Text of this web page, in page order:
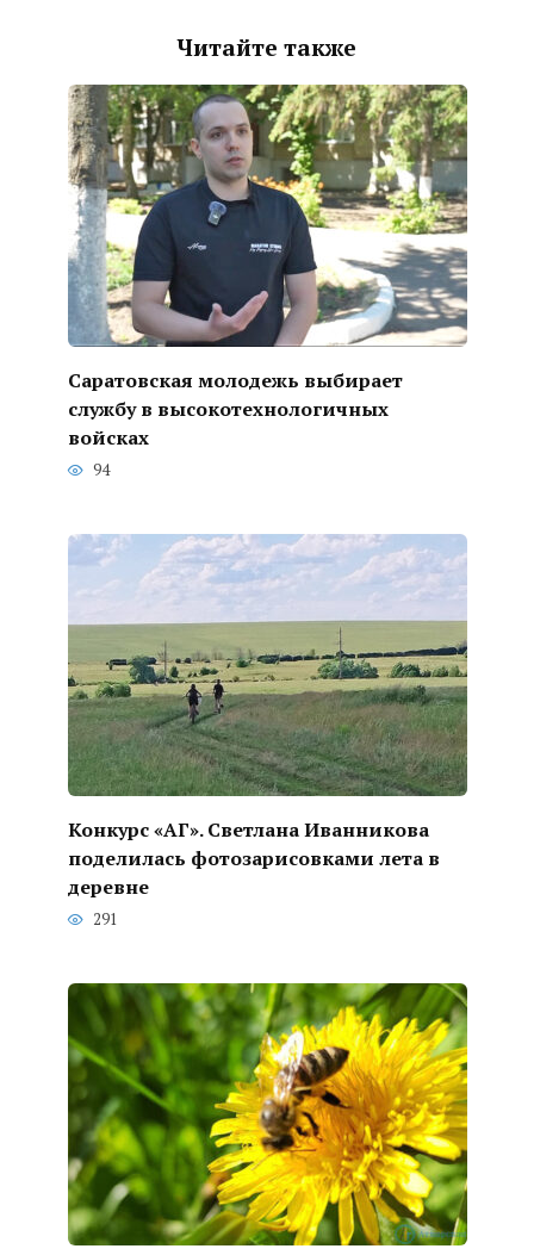
Читайте также
Саратовская молодежь выбирает
службу в высокотехнологичных
войсках
94
Конкурс «АГ». Светлана Иванникова
поделилась фотозарисовками лета в
деревне
291